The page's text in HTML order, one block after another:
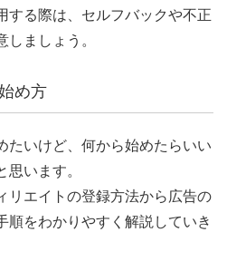
する際は、セルフバックや不正
ましょう。
め方
たいけど、何から始めたらいい
います。
リエイトの登録方法から広告の
順をわかりやすく解説していき